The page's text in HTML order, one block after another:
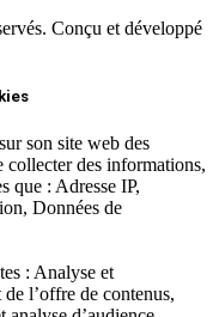
Conçu et développé
son site web des
collecter des informations,
que : Adresse IP,
Données de
: Analyse et
l’offre de contenus,